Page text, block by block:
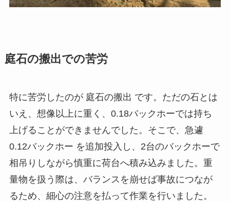
庭石の搬出での苦労
特に苦労したのが 庭石の搬出 です。ただの石とは
いえ、想像以上に重く、0.18バックホーでは持ち
上げることができませんでした。そこで、急遽
0.12バックホー を追加投入し、2台のバックホーで
相吊りしながら慎重に荷台へ積み込みました。重
量物を扱う際は、バランスを崩せば事故につなが
るため、細心の注意を払って作業を行いました。